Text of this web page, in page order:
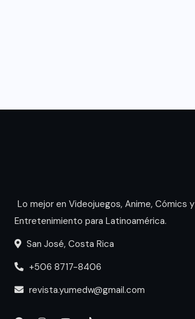
Lo mejor en Videojuegos, Anime, Cómics y
Entretenimiento para Latinoamérica.
San José, Costa Rica
+506 8717-8406
revista.yumedw@gmail.com